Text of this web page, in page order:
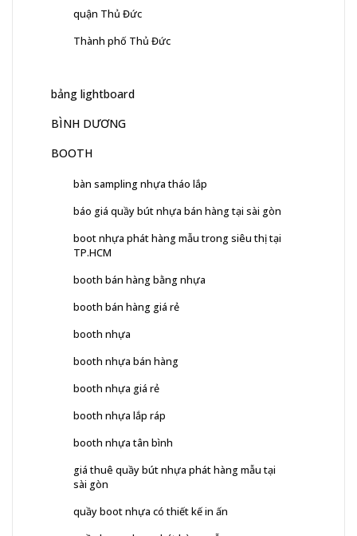
quận Thủ Đức
Thành phố Thủ Đức
bảng lightboard
BÌNH DƯƠNG
BOOTH
bàn sampling nhựa tháo lắp
báo giá quầy bút nhựa bán hàng tại sài gòn
boot nhựa phát hàng mẫu trong siêu thị tại
TP.HCM
booth bán hàng bằng nhựa
booth bán hàng giá rẻ
booth nhựa
booth nhựa bán hàng
booth nhựa giá rẻ
booth nhựa lắp ráp
booth nhựa tân bình
giá thuê quầy bút nhựa phát hàng mẫu tại
sài gòn
quầy boot nhựa có thiết kế in ấn